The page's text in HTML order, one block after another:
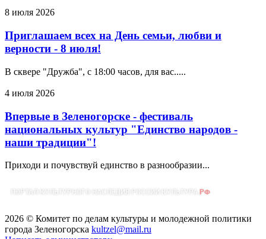
8 июля 2026
Приглашаем всех на День семьи, любви и
верности - 8 июля!
В сквере "Дружба", с 18:00 часов, для вас.....
4 июля 2026
Впервые в Зеленогорске - фестиваль
национальных культур "Единство народов -
наши традиции"!
Приходи и почувствуй единство в разнообразии...
2026 © Комитет по делам культуры и молодежной политики
города Зеленогорска kultzel@mail.ru